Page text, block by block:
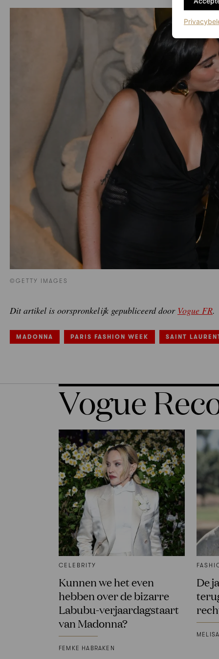
©GETTY IMAGES
Dit artikel is oorspronkelijk gepubliceerd door Vogue FR.
MADONNA PARIS FASHION WEEK SAINT
Vogue
CELEBRITY
Kunnen we het even
hebben over de bizarre
Labubu-verjaardagstaart
van Madonna?
FEMKE HABRAKEN
De